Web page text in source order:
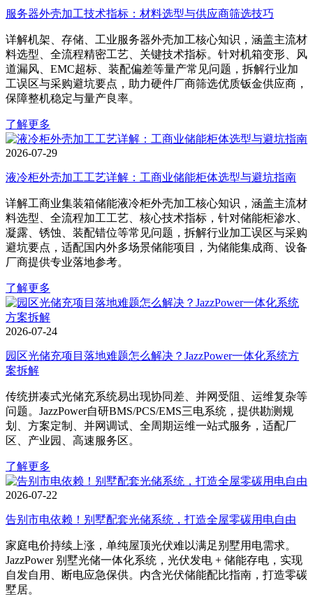
服务器外壳加工技术指标：材料选型与供应商筛选技巧
详解机架、存储、工业服务器外壳加工核心知识，涵盖主流材
料选型、全流程精密工艺、关键技术指标。针对机箱变形、风
道漏风、EMC超标、装配偏差等量产常见问题，拆解行业加
工误区与采购避坑要点，助力硬件厂商筛选优质钣金供应商，
保障整机稳定与量产良率。
了解更多
2026-07-29
液冷柜外壳加工工艺详解：工商业储能柜体选型与避坑指南
详解工商业集装箱储能液冷柜外壳加工核心知识，涵盖主流材
料选型、全流程加工工艺、核心技术指标，针对储能柜渗水、
凝露、锈蚀、装配错位等常见问题，拆解行业加工误区与采购
避坑要点，适配国内外多场景储能项目，为储能集成商、设备
厂商提供专业落地参考。
了解更多
2026-07-24
园区光储充项目落地难题怎么解决？JazzPower一体化系统方
案拆解
传统拼凑式光储充系统易出现协同差、并网受阻、运维复杂等
问题。JazzPower自研BMS/PCS/EMS三电系统，提供勘测规
划、方案定制、并网调试、全周期运维一站式服务，适配厂
区、产业园、高速服务区。
了解更多
2026-07-22
告别市电依赖！别墅配套光储系统，打造全屋零碳用电自由
家庭电价持续上涨，单纯屋顶光伏难以满足别墅用电需求。
JazzPower 别墅光储一体化系统，光伏发电 + 储能存电，实现
自发自用、断电应急保供。内含光伏储能配比指南，打造零碳
墅居。